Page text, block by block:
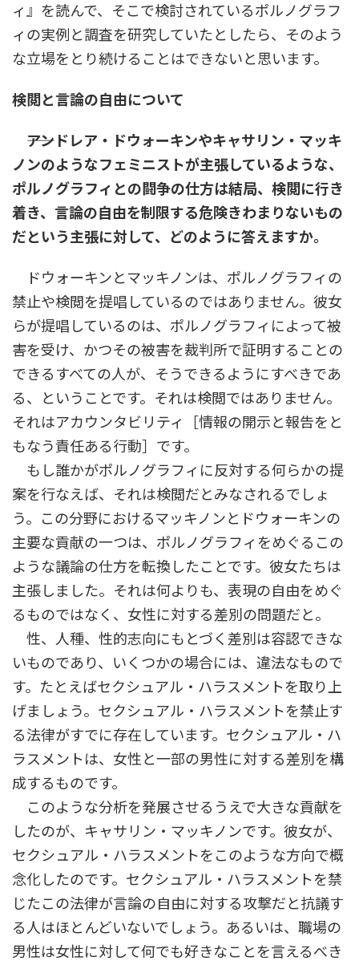
ィ』を読んで、そこで検討されているポルノグラフ
ィの実例と調査を研究していたとしたら、そのよう
な立場をとり続けることはできないと思います。
検閲と言論の自由について
――アンドレア・ドウォーキンやキャサリン・マッキ
ノンのようなフェミニストが主張しているような、
ポルノグラフィとの闘争の仕方は結局、検閲に行き
着き、言論の自由を制限する危険きわまりないもの
だという主張に対して、どのように答えますか。
ドウォーキンとマッキノンは、ポルノグラフィの
禁止や検閲を提唱しているのではありません。彼女
らが提唱しているのは、ポルノグラフィによって被
害を受け、かつその被害を裁判所で証明することの
できるすべての人が、そうできるようにすべきであ
る、ということです。それは検閲ではありません。
それはアカウンタビリティ［情報の開示と報告をと
もなう責任ある行動］です。
もし誰かがポルノグラフィに反対する何らかの提
案を行なえば、それは検閲だとみなされるでしょ
う。この分野におけるマッキノンとドウォーキンの
主要な貢献の一つは、ポルノグラフィをめぐるこの
ような議論の仕方を転換したことです。彼女たちは
主張しました。それは何よりも、表現の自由をめぐ
るものではなく、女性に対する差別の問題だと。
性、人種、性的志向にもとづく差別は容認できな
いものであり、いくつかの場合には、違法なもので
す。たとえばセクシュアル・ハラスメントを取り上
げましょう。セクシュアル・ハラスメントを禁止す
る法律がすでに存在しています。セクシュアル・ハ
ラスメントは、女性と一部の男性に対する差別を構
成するものです。
このような分析を発展させるうえで大きな貢献を
したのが、キャサリン・マッキノンです。彼女が、
セクシュアル・ハラスメントをこのような方向で概
念化したのです。セクシュアル・ハラスメントを禁
じたこの法律が言論の自由に対する攻撃だと抗議す
る人はほとんどいないでしょう。あるいは、職場の
男性は女性に対して何でも好きなことを言えるべき